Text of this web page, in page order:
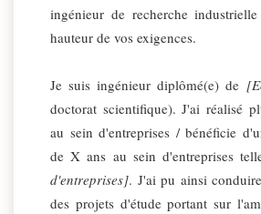
ingénieur de recherche
hauteur de vos exigences.
Je suis ingénieur diplômé(e) de
doctorat scientifique). J'ai réalisé
au sein d'entreprises / bénéficie
de X ans au sein d'entreprises
d'entreprises]. J'ai pu ainsi
des projets d'étude portant sur